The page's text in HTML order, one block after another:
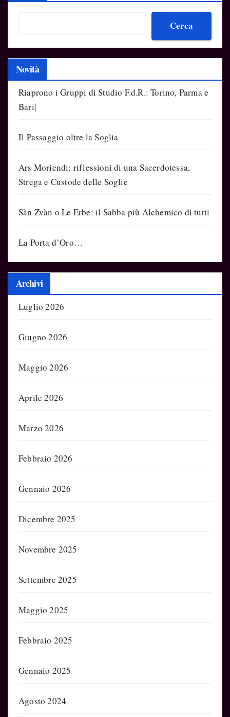
Cerca
Novità
Riaprono i Gruppi di Studio F.d.R.: Torino, Parma e
Bari|
Il Passaggio oltre la Soglia
Ars Moriendi: riflessioni di una Sacerdotessa,
Strega e Custode delle Soglie
Sàn Zvàn o Le Erbe: il Sabba più Alchemico di tutti
La Porta d’Oro…
Archivi
Luglio 2026
Giugno 2026
Maggio 2026
Aprile 2026
Marzo 2026
Febbraio 2026
Gennaio 2026
Dicembre 2025
Novembre 2025
Settembre 2025
Maggio 2025
Febbraio 2025
Gennaio 2025
Agosto 2024